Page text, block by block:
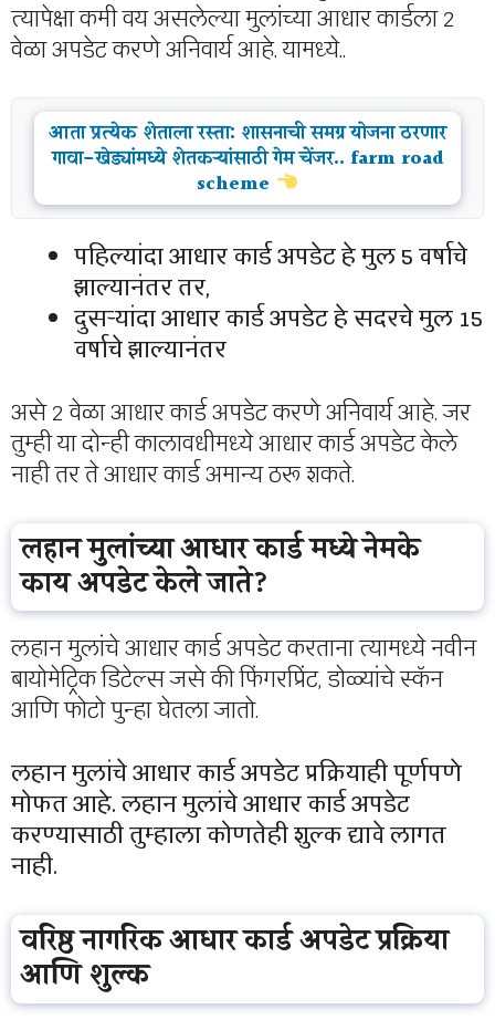
त्यापेक्षा कमी वय असलेल्या मुलांच्या आधार कार्डला 2
वेळा अपडेट करणे अनिवार्य आहे. यामध्ये..
आता प्रत्येक शेताला रस्ता: शासनाची समग्र योजना ठरणार
गावा-खेड्यांमध्ये शेतकऱ्यांसाठी गेम चेंजर.. farm road
scheme
पहिल्यांदा आधार कार्ड अपडेट हे मुल 5 वर्षाचे
झाल्यानंतर तर,
दुसऱ्यांदा आधार कार्ड अपडेट हे सदरचे मुल 15
वर्षाचे झाल्यानंतर
असे 2 वेळा आधार कार्ड अपडेट करणे अनिवार्य आहे. जर
तुम्ही या दोन्ही कालावधीमध्ये आधार कार्ड अपडेट केले
नाही तर ते आधार कार्ड अमान्य ठरू शकते.
लहान मुलांच्या आधार कार्ड मध्ये नेमके
काय अपडेट केले जाते?
लहान मुलांचे आधार कार्ड अपडेट करताना त्यामध्ये नवीन
बायोमेट्रिक डिटेल्स जसे की फिंगरप्रिंट, डोळ्यांचे स्कॅन
आणि फोटो पुन्हा घेतला जातो.
लहान मुलांचे आधार कार्ड अपडेट प्रक्रियाही पूर्णपणे
मोफत आहे. लहान मुलांचे आधार कार्ड अपडेट
करण्यासाठी तुम्हाला कोणतेही शुल्क द्यावे लागत
नाही.
वरिष्ठ नागरिक आधार कार्ड अपडेट प्रक्रिया
आणि शुल्क